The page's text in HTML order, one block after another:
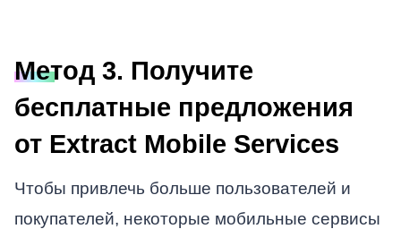
Метод 3. Получите
бесплатные предложения
от Extract Mobile Services
Чтобы привлечь больше пользователей и
покупателей, некоторые мобильные сервисы